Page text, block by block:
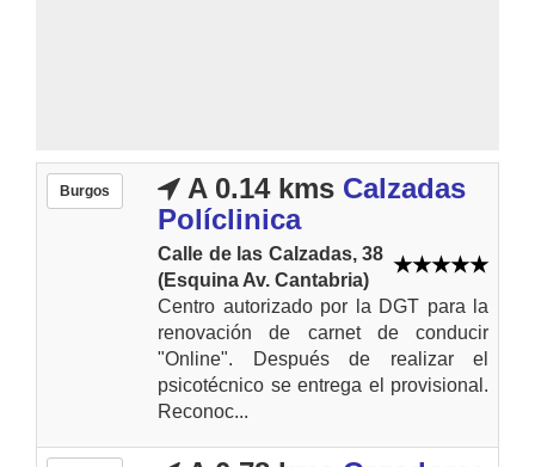
Burgos A 0.14 kms Calzadas
Políclinica
Calle de las Calzadas, 38
(Esquina Av. Cantabria)
Centro autorizado por la DGT para la
renovación de carnet de conducir
"Online". Después de realizar el
psicotécnico se entrega el provisional.
Reconoc...